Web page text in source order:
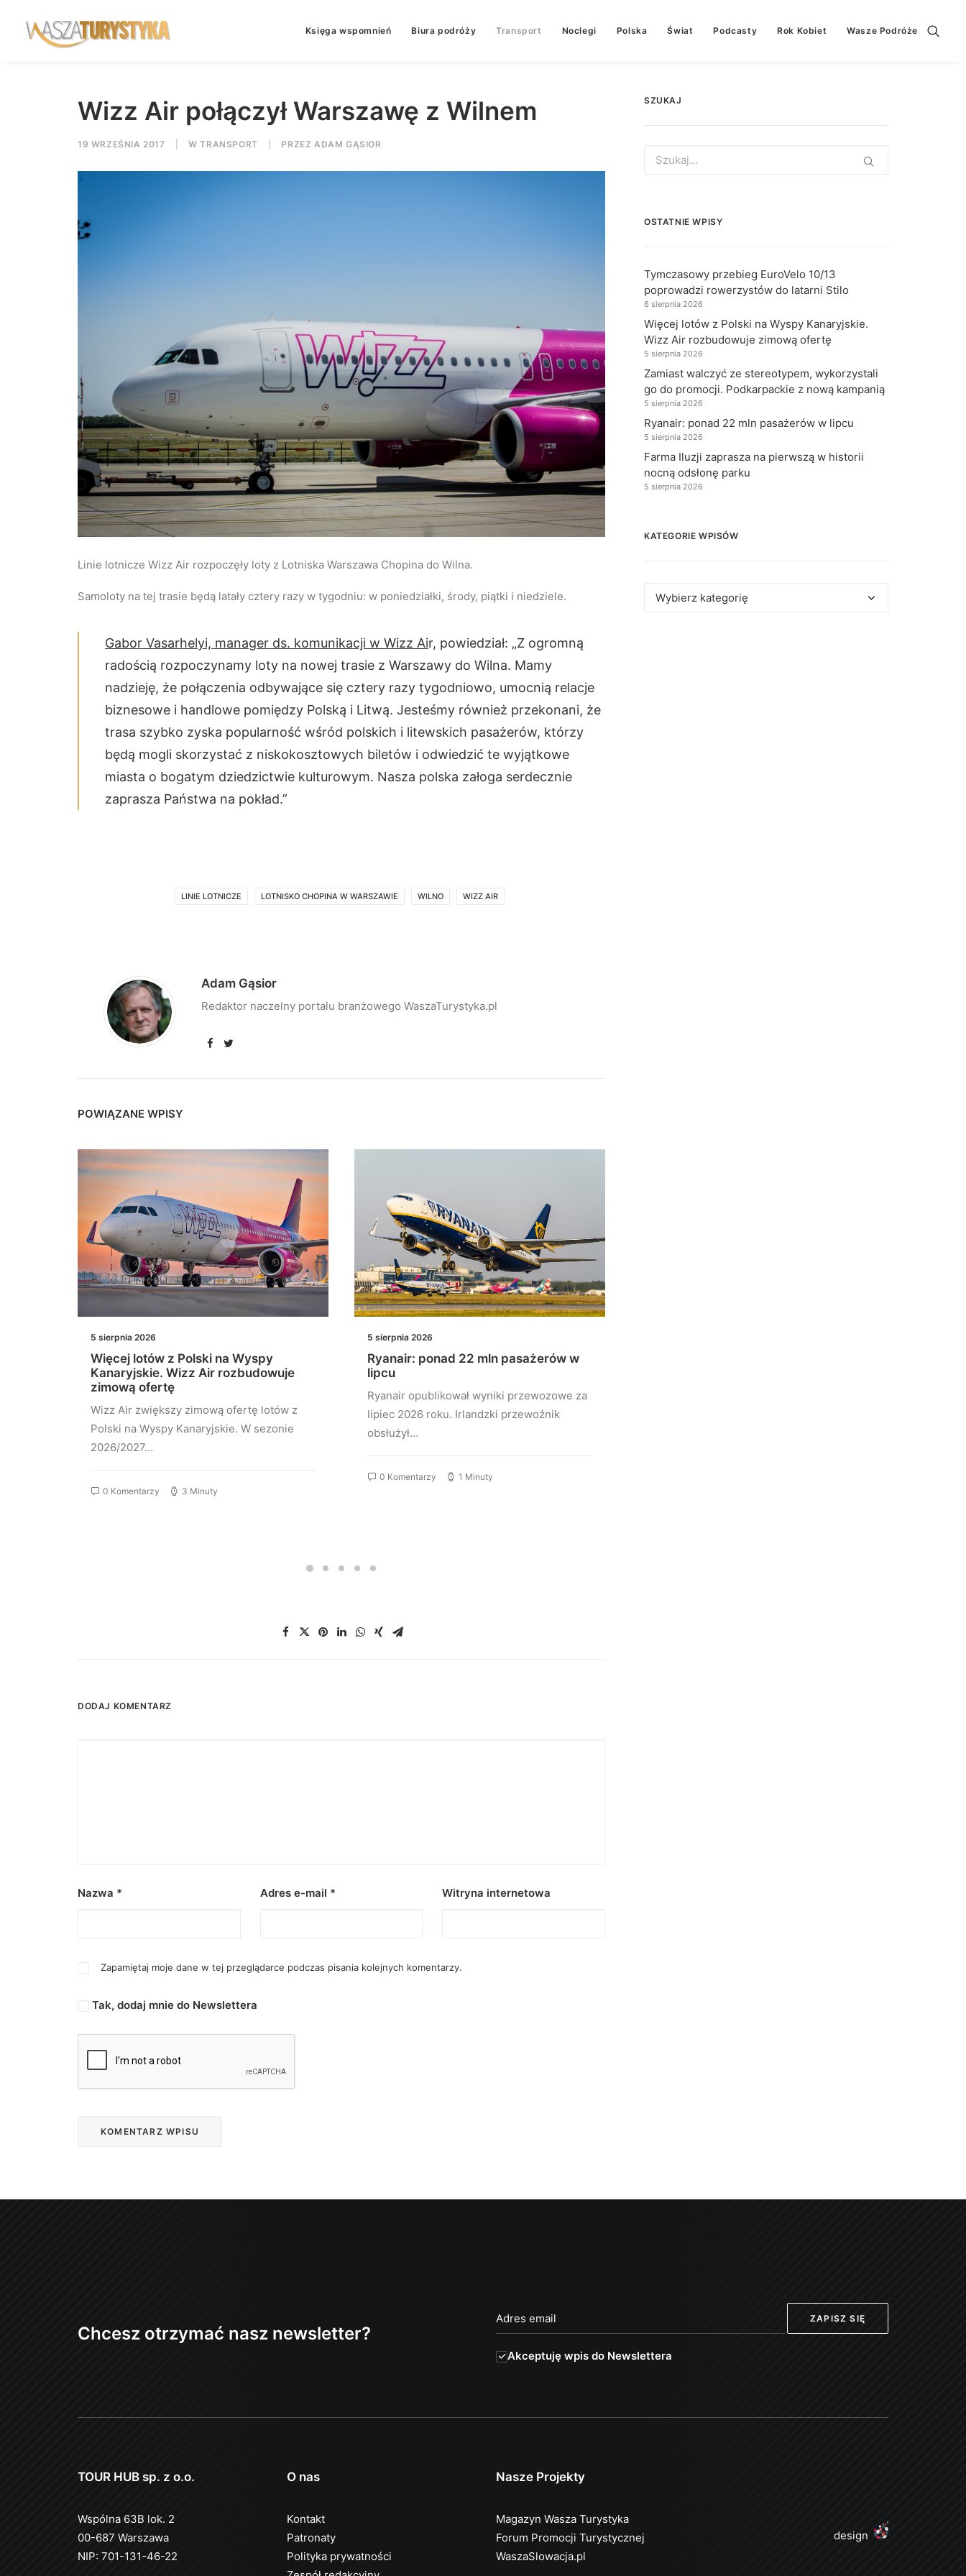
Księga wspomnień Biura podróży Transport Noclegi Polska Świat Podcasty Rok Kobiet Wasze Podróże
Wizz Air połączył Warszawę z Wilnem
19 WRZEŚNIA 2017 WTRANSPORT PRZEZADAM GĄSIOR
Linie lotnicze Wizz Air rozpoczęły loty z Lotniska Warszawa Chopina do Wilna.
Samoloty na tej trasie będą latały cztery razy w tygodniu: w poniedziałki, środy, piątki i niedziele.
Gabor Vasarhelyi, manager ds. komunikacji w Wizz Air, powiedział: „Z ogromną
radością rozpoczynamy loty na nowej trasie z Warszawy do Wilna. Mamy
nadzieję, że połączenia odbywające się cztery razy tygodniowo, umocnią relacje
biznesowe i handlowe pomiędzy Polską i Litwą. Jesteśmy również przekonani, że
trasa szybko zyska popularność wśród polskich i litewskich pasażerów, którzy
będą mogli skorzystać z niskokosztowych biletów i odwiedzić te wyjątkowe
miasta o bogatym dziedzictwie kulturowym. Nasza polska załoga serdecznie
zaprasza Państwa na pokład.”
LINIE LOTNICZE LOTNISKO CHOPINA W WARSZAWIE WILNO WIZZ AIR
Adam Gąsior
Redaktor naczelny portalu branżowego WaszaTurystyka.pl
POWIĄZANE WPISY
5 sierpnia 2026
Więcej lotów z Polski na Wyspy
Kanaryjskie. Wizz Air rozbudowuje
zimową ofertę
Wizz Air zwiększy zimową ofertę lotów z
Polski na Wyspy Kanaryjskie. W sezonie
2026/2027…
0 Komentarzy 3 Minuty
5 sierpnia 2026
Ryanair: ponad 22 mln pasażerów w
lipcu
Ryanair opublikował wyniki przewozowe za
lipiec 2026 roku. Irlandzki przewoźnik
obsłużył…
0 Komentarzy 1 Minuty
DODAJ KOMENTARZ
Nazwa * Adres e-mail * Witryna internetowa
Zapamiętaj moje dane w tej przeglądarce podczas pisania kolejnych komentarzy.
Tak, dodaj mnie do Newslettera
SZUKAJ
for:
OSTATNIE WPISY
Tymczasowy przebieg EuroVelo 10/13
poprowadzi rowerzystów do latarni Stilo
6 sierpnia 2026
Więcej lotów z Polski na Wyspy Kanaryjskie.
Wizz Air rozbudowuje zimową ofertę
5 sierpnia 2026
Zamiast walczyć ze stereotypem, wykorzystali
go do promocji. Podkarpackie z nową kampanią
5 sierpnia 2026
Ryanair: ponad 22 mln pasażerów w lipcu
5 sierpnia 2026
Farma Iluzji zaprasza na pierwszą w historii
nocną odsłonę parku
5 sierpnia 2026
KATEGORIE WPISÓW
Kategorie
Chcesz otrzymać nasz newsletter?
Akceptuję wpis do Newslettera
TOUR HUB sp. z o.o.
Wspólna 63B lok. 2
00-687 Warszawa
NIP: 701-131-46-22
O nas
Kontakt
Patronaty
Polityka prywatności
Nasze Projekty
Magazyn Wasza Turystyka
Forum Promocji Turystycznej
WaszaSlowacja.pl
design